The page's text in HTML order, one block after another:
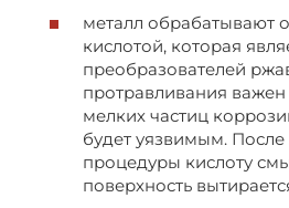
металл обрабатывают
кислотой, которая
преобразователей
протравливания важен
мелких частиц
будет уязвимым.
процедуры кислоту
поверхность